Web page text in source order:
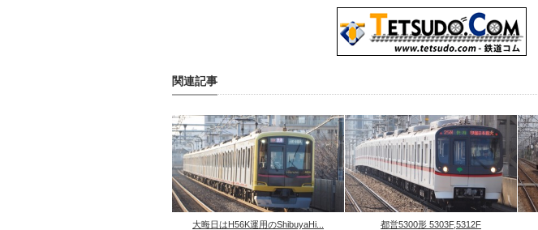
関連記事
大晦日はH56K運用のShibuyaHi... 都営5300形 5303F,5312F